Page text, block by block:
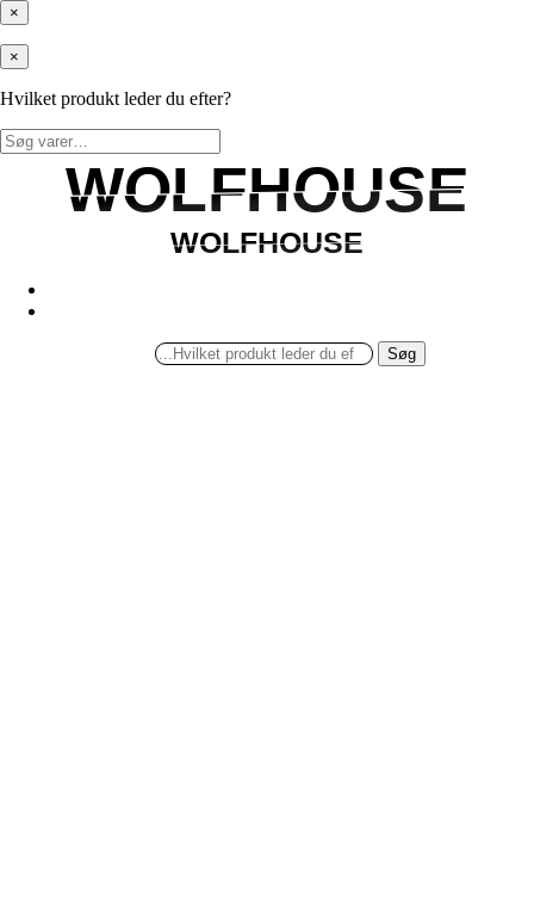
×
×
Hvilket produkt leder du efter?
Søg
efter:
WOLFHOUSE
WOLFHOUSE
WOLFHOUSE
WOLFHOUSE
Søg